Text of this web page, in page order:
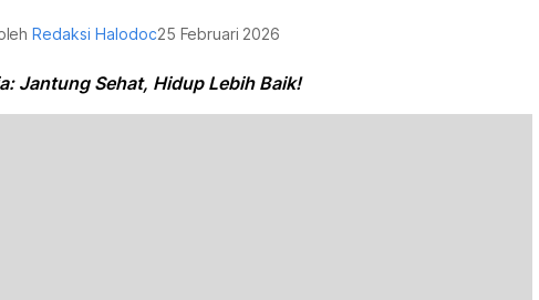
Redaksi Halodoc25 Februari 2026
Jantung Sehat, Hidup Lebih Baik!